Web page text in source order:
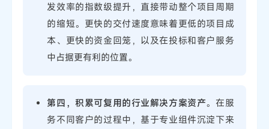
发效率的指数级提升，直接带动整个项目周期
的缩短。更快的交付速度意味着更低的项目成
本、更快的资金回笼，以及在投标和客户服务
中占据更有利的位置。
第四，积累可复用的行业解决方案资产。在服
务不同客户的过程中，基于专业组件沉淀下来